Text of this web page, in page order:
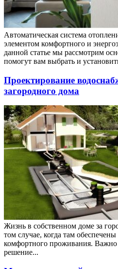
Автоматическая система
элементом комфортного и
данной статье мы рассмотрим
помогут вам выбрать и
Проектирование
загородного дома
Жизнь в собственном доме за
том случае, когда там
комфортного проживания. Важно
решение...